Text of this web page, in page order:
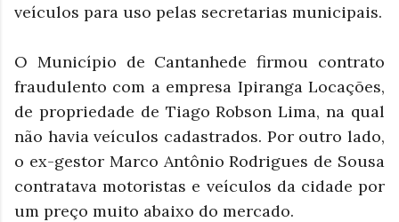
veículos para uso pelas secretarias municipais.
O Município de Cantanhede firmou contrato
fraudulento com a empresa Ipiranga Locações,
de propriedade de Tiago Robson Lima, na qual
não havia veículos cadastrados. Por outro lado,
o ex-gestor Marco Antônio Rodrigues de Sousa
contratava motoristas e veículos da cidade por
um preço muito abaixo do mercado.